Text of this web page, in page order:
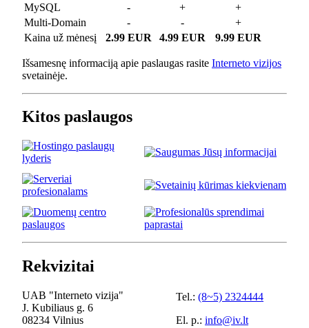
MySQL
- +
+
Multi-Domain
- -
+
Kaina už mėnesį
2.99 EUR 4.99 EUR 9.99 EUR
Išsamesnę informaciją apie paslaugas rasite Interneto vizijos
svetainėje.
Kitos paslaugos
Rekvizitai
UAB "Interneto vizija"
J. Kubiliaus g. 6
08234 Vilnius
Tel.: (8~5) 2324444
El. p.: info@iv.lt